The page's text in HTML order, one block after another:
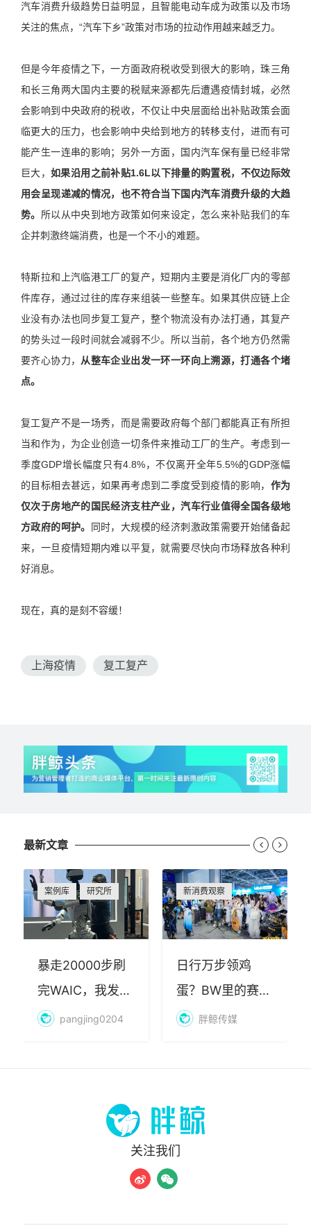
汽车消费升级趋势日益明显，且智能电动车成为政策以及市场
关注的焦点，“汽车下乡”政策对市场的拉动作用越来越乏力。
但是今年疫情之下，一方面政府税收受到很大的影响，珠三角
和长三角两大国内主要的税赋来源都先后遭遇疫情封城，必然
会影响到中央政府的税收，不仅让中央层面给出补贴政策会面
临更大的压力，也会影响中央给到地方的转移支付，进而有可
能产生一连串的影响；另外一方面，国内汽车保有量已经非常
巨大，如果沿用之前补贴1.6L以下排量的购置税，不仅边际效
用会呈现递减的情况，也不符合当下国内汽车消费升级的大趋
势。 所以从中央到地方政策如何来设定，怎么来补贴我们的车
企并刺激终端消费，也是一个不小的难题。
特斯拉和上汽临港工厂的复产，短期内主要是消化厂内的零部
件库存，通过过往的库存来组装一些整车。如果其供应链上企
业没有办法也同步复工复产，整个物流没有办法打通，其复产
的势头过一段时间就会减弱不少。所以当前，各个地方仍然需
要齐心协力， 从整车企业出发一环一环向上溯源，打通各个堵
点。
复工复产不是一场秀，而是需要政府每个部门都能真正有所担
当和作为，为企业创造一切条件来推动工厂的生产。考虑到一
季度GDP增长幅度只有4.8%，不仅离开全年5.5%的GDP涨幅
的目标相去甚远，如果再考虑到二季度受到疫情的影响， 作为
仅次于房地产的国民经济支柱产业，汽车行业值得全国各级地
方政府的呵护。
同时，大规模的经济刺激政策需要开始储备起
来，一旦疫情短期内难以平复，就需要尽快向市场释放各种利
好消息。
现在，真的是刻不容缓！
上海疫情 复工复产
最新文章
案例库 研究所
暴走20000步刷
完WAIC，我发现
AI最赚钱的不是
pangjing0204
新消费观察
日行万步领鸡
蛋？BW里的赛博
朝圣，藏着品牌
胖鲸传媒
 
关注我们